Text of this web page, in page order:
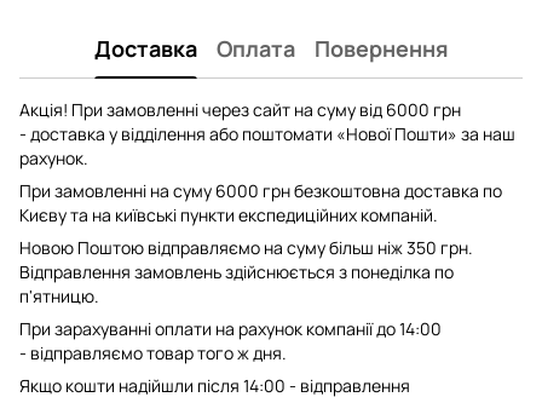
Доставка Оплата Повернення
Акція! При замовленні через сайт на суму від 6000 грн
- доставка у відділення або поштомати «Нової Пошти» за наш
рахунок.
При замовленні на суму 6000 грн безкоштовна доставка по
Києву та на київські пункти експедиційних компаній.
Новою Поштою відправляємо на суму більш ніж 350 грн.
Відправлення замовлень здійснюється з понеділка по
п'ятницю.
При зарахуванні оплати на рахунок компанії до 14:00
- відправляємо товар того ж дня.
Якщо кошти надійшли після 14:00 - відправлення